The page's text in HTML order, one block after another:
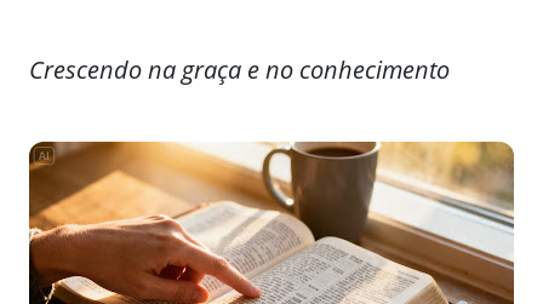
Crescendo na graça e no conhecimento